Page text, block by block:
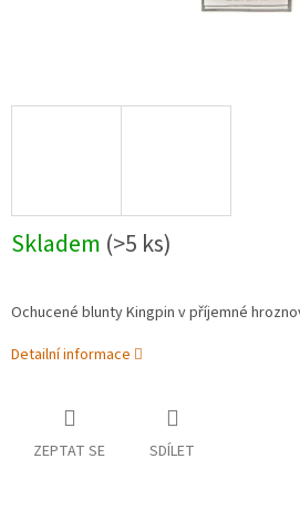
Skladem (>5 ks)
Ochucené blunty Kingpin v příjemné
Detailní informace
ZEPTAT SE SDÍLET